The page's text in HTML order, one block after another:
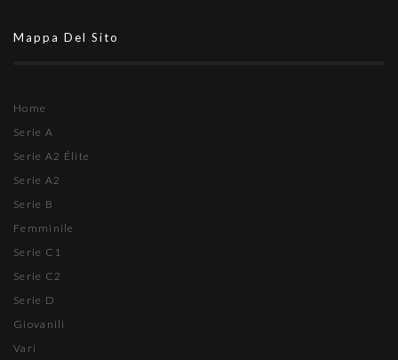
Mappa Del Sito
Home
Serie A
Serie A2 Élite
Serie A2
Serie B
Femminile
Serie C1
Serie C2
Serie D
Giovanili
Vari